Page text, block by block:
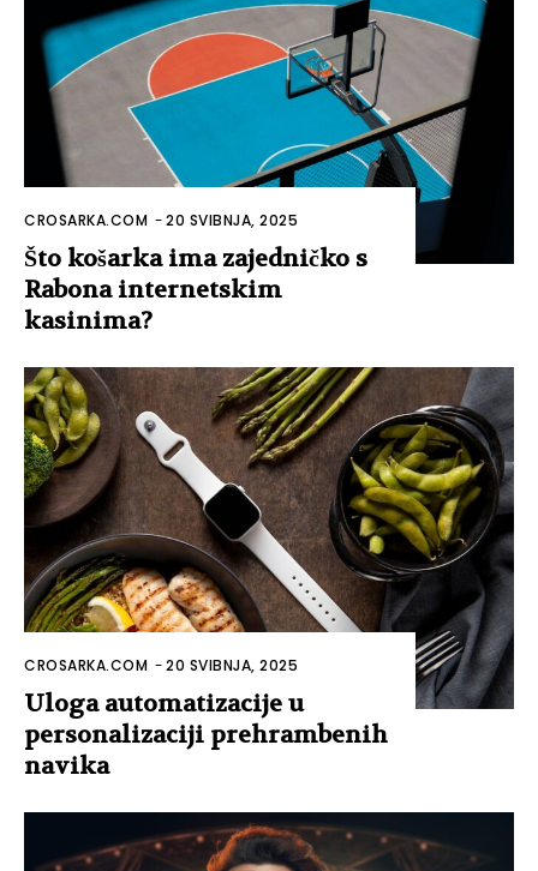
CROSARKA.COM -20 SVIBNJA, 2025
Što košarka ima zajedničko s
Rabona internetskim
kasinima?
CROSARKA.COM -20 SVIBNJA, 2025
Uloga automatizacije u
personalizaciji prehrambenih
navika